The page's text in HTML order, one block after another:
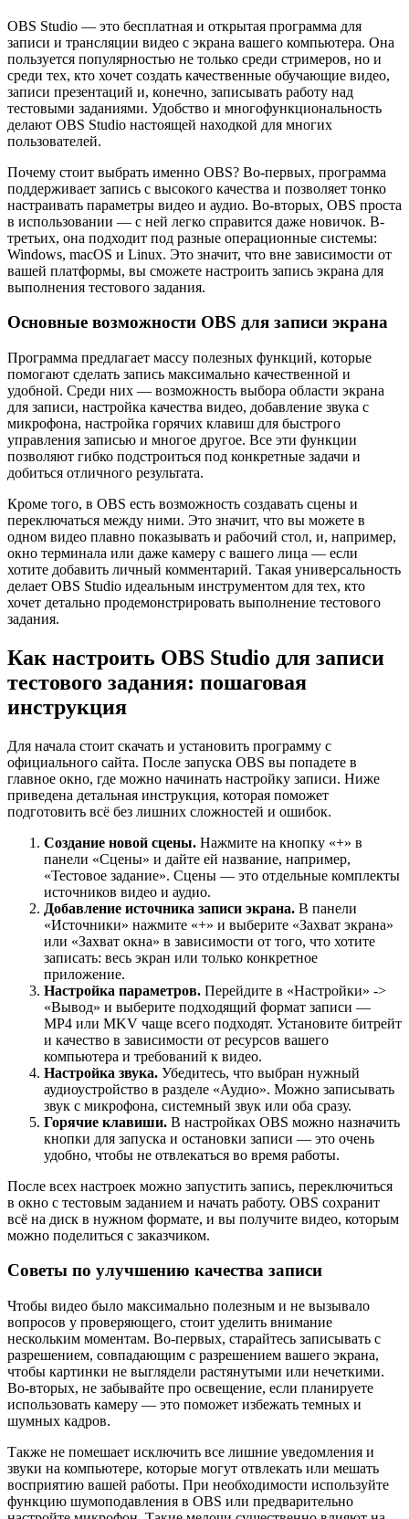
OBS Studio — это бесплатная и открытая программа для
записи и трансляции видео с экрана вашего компьютера. Она
пользуется популярностью не только среди стримеров, но и
среди тех, кто хочет создать качественные обучающие видео,
записи презентаций и, конечно, записывать работу над
тестовыми заданиями. Удобство и многофункциональность
делают OBS Studio настоящей находкой для многих
пользователей.
Почему стоит выбрать именно OBS? Во-первых, программа
поддерживает запись с высокого качества и позволяет тонко
настраивать параметры видео и аудио. Во-вторых, OBS проста
в использовании — с ней легко справится даже новичок. В-
третьих, она подходит под разные операционные системы:
Windows, macOS и Linux. Это значит, что вне зависимости от
вашей платформы, вы сможете настроить запись экрана для
выполнения тестового задания.
Основные возможности OBS для записи экрана
Программа предлагает массу полезных функций, которые
помогают сделать запись максимально качественной и
удобной. Среди них — возможность выбора области экрана
для записи, настройка качества видео, добавление звука с
микрофона, настройка горячих клавиш для быстрого
управления записью и многое другое. Все эти функции
позволяют гибко подстроиться под конкретные задачи и
добиться отличного результата.
Кроме того, в OBS есть возможность создавать сцены и
переключаться между ними. Это значит, что вы можете в
одном видео плавно показывать и рабочий стол, и, например,
окно терминала или даже камеру с вашего лица — если
хотите добавить личный комментарий. Такая универсальность
делает OBS Studio идеальным инструментом для тех, кто
хочет детально продемонстрировать выполнение тестового
задания.
Как настроить OBS Studio для записи
тестового задания: пошаговая
инструкция
Для начала стоит скачать и установить программу с
официального сайта. После запуска OBS вы попадете в
главное окно, где можно начинать настройку записи. Ниже
приведена детальная инструкция, которая поможет
подготовить всё без лишних сложностей и ошибок.
Создание новой сцены. Нажмите на кнопку «+» в
панели «Сцены» и дайте ей название, например,
«Тестовое задание». Сцены — это отдельные комплекты
источников видео и аудио.
Добавление источника записи экрана. В панели
«Источники» нажмите «+» и выберите «Захват экрана»
или «Захват окна» в зависимости от того, что хотите
записать: весь экран или только конкретное
приложение.
Настройка параметров. Перейдите в «Настройки» ->
«Вывод» и выберите подходящий формат записи —
MP4 или MKV чаще всего подходят. Установите битрейт
и качество в зависимости от ресурсов вашего
компьютера и требований к видео.
Настройка звука. Убедитесь, что выбран нужный
аудиоустройство в разделе «Аудио». Можно записывать
звук с микрофона, системный звук или оба сразу.
Горячие клавиши. В настройках OBS можно назначить
кнопки для запуска и остановки записи — это очень
удобно, чтобы не отвлекаться во время работы.
После всех настроек можно запустить запись, переключиться
в окно с тестовым заданием и начать работу. OBS сохранит
всё на диск в нужном формате, и вы получите видео, которым
можно поделиться с заказчиком.
Советы по улучшению качества записи
Чтобы видео было максимально полезным и не вызывало
вопросов у проверяющего, стоит уделить внимание
нескольким моментам. Во-первых, старайтесь записывать с
разрешением, совпадающим с разрешением вашего экрана,
чтобы картинки не выглядели растянутыми или нечеткими.
Во-вторых, не забывайте про освещение, если планируете
использовать камеру — это поможет избежать темных и
шумных кадров.
Также не помешает исключить все лишние уведомления и
звуки на компьютере, которые могут отвлекать или мешать
восприятию вашей работы. При необходимости используйте
функцию шумоподавления в OBS или предварительно